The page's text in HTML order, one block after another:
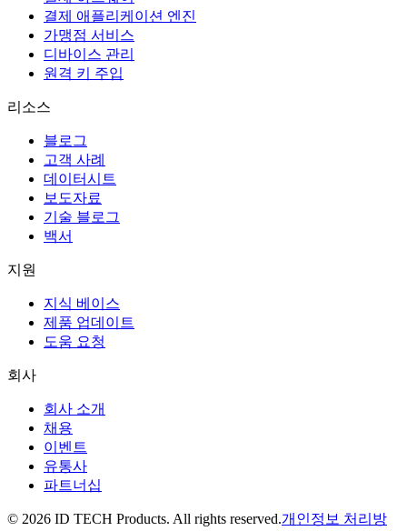
결제 애플리케이션 엔진
가맹점 서비스
디바이스 관리
원격 키 주입
리소스
블로그
고객 사례
데이터시트
보도자료
기술 블로그
백서
지원
지식 베이스
제품 업데이트
도움 요청
회사
회사 소개
채용
이벤트
유통사
파트너십
© 2026 ID TECH Products. All rights reserved.개인정보 처리방